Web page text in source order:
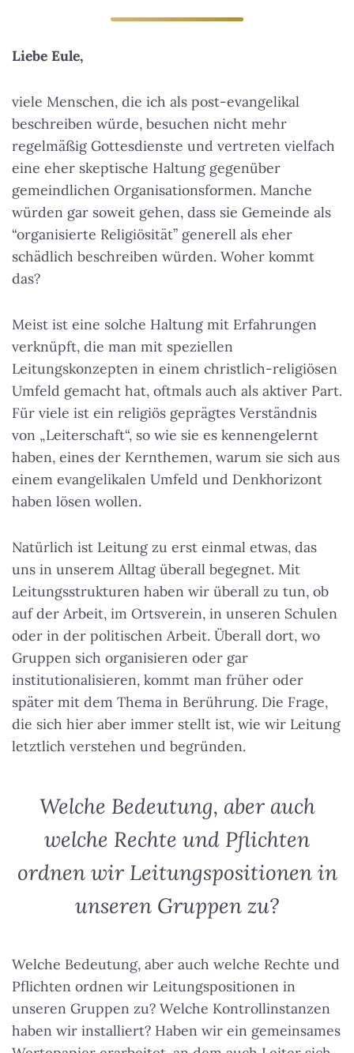
Liebe Eule,
viele Menschen, die ich als post-evangelikal
beschreiben würde, besuchen nicht mehr
regelmäßig Gottesdienste und vertreten vielfach
eine eher skeptische Haltung gegenüber
gemeindlichen Organisationsformen. Manche
würden gar soweit gehen, dass sie Gemeinde als
“organisierte Religiösität” generell als eher
schädlich beschreiben würden. Woher kommt
das?
Meist ist eine solche Haltung mit Erfahrungen
verknüpft, die man mit speziellen
Leitungskonzepten in einem christlich-religiösen
Umfeld gemacht hat, oftmals auch als aktiver Part.
Für viele ist ein religiös geprägtes Verständnis
von „Leiterschaft“, so wie sie es kennengelernt
haben, eines der Kernthemen, warum sie sich aus
einem evangelikalen Umfeld und Denkhorizont
haben lösen wollen.
Natürlich ist Leitung zu erst einmal etwas, das
uns in unserem Alltag überall begegnet. Mit
Leitungsstrukturen haben wir überall zu tun, ob
auf der Arbeit, im Ortsverein, in unseren Schulen
oder in der politischen Arbeit. Überall dort, wo
Gruppen sich organisieren oder gar
institutionalisieren, kommt man früher oder
später mit dem Thema in Berührung. Die Frage,
die sich hier aber immer stellt ist, wie wir Leitung
letztlich verstehen und begründen.
Welche Bedeutung, aber auch
welche Rechte und Pflichten
ordnen wir Leitungspositionen in
unseren Gruppen zu?
Welche Bedeutung, aber auch welche Rechte und
Pflichten ordnen wir Leitungspositionen in
unseren Gruppen zu? Welche Kontrollinstanzen
haben wir installiert? Haben wir ein gemeinsames